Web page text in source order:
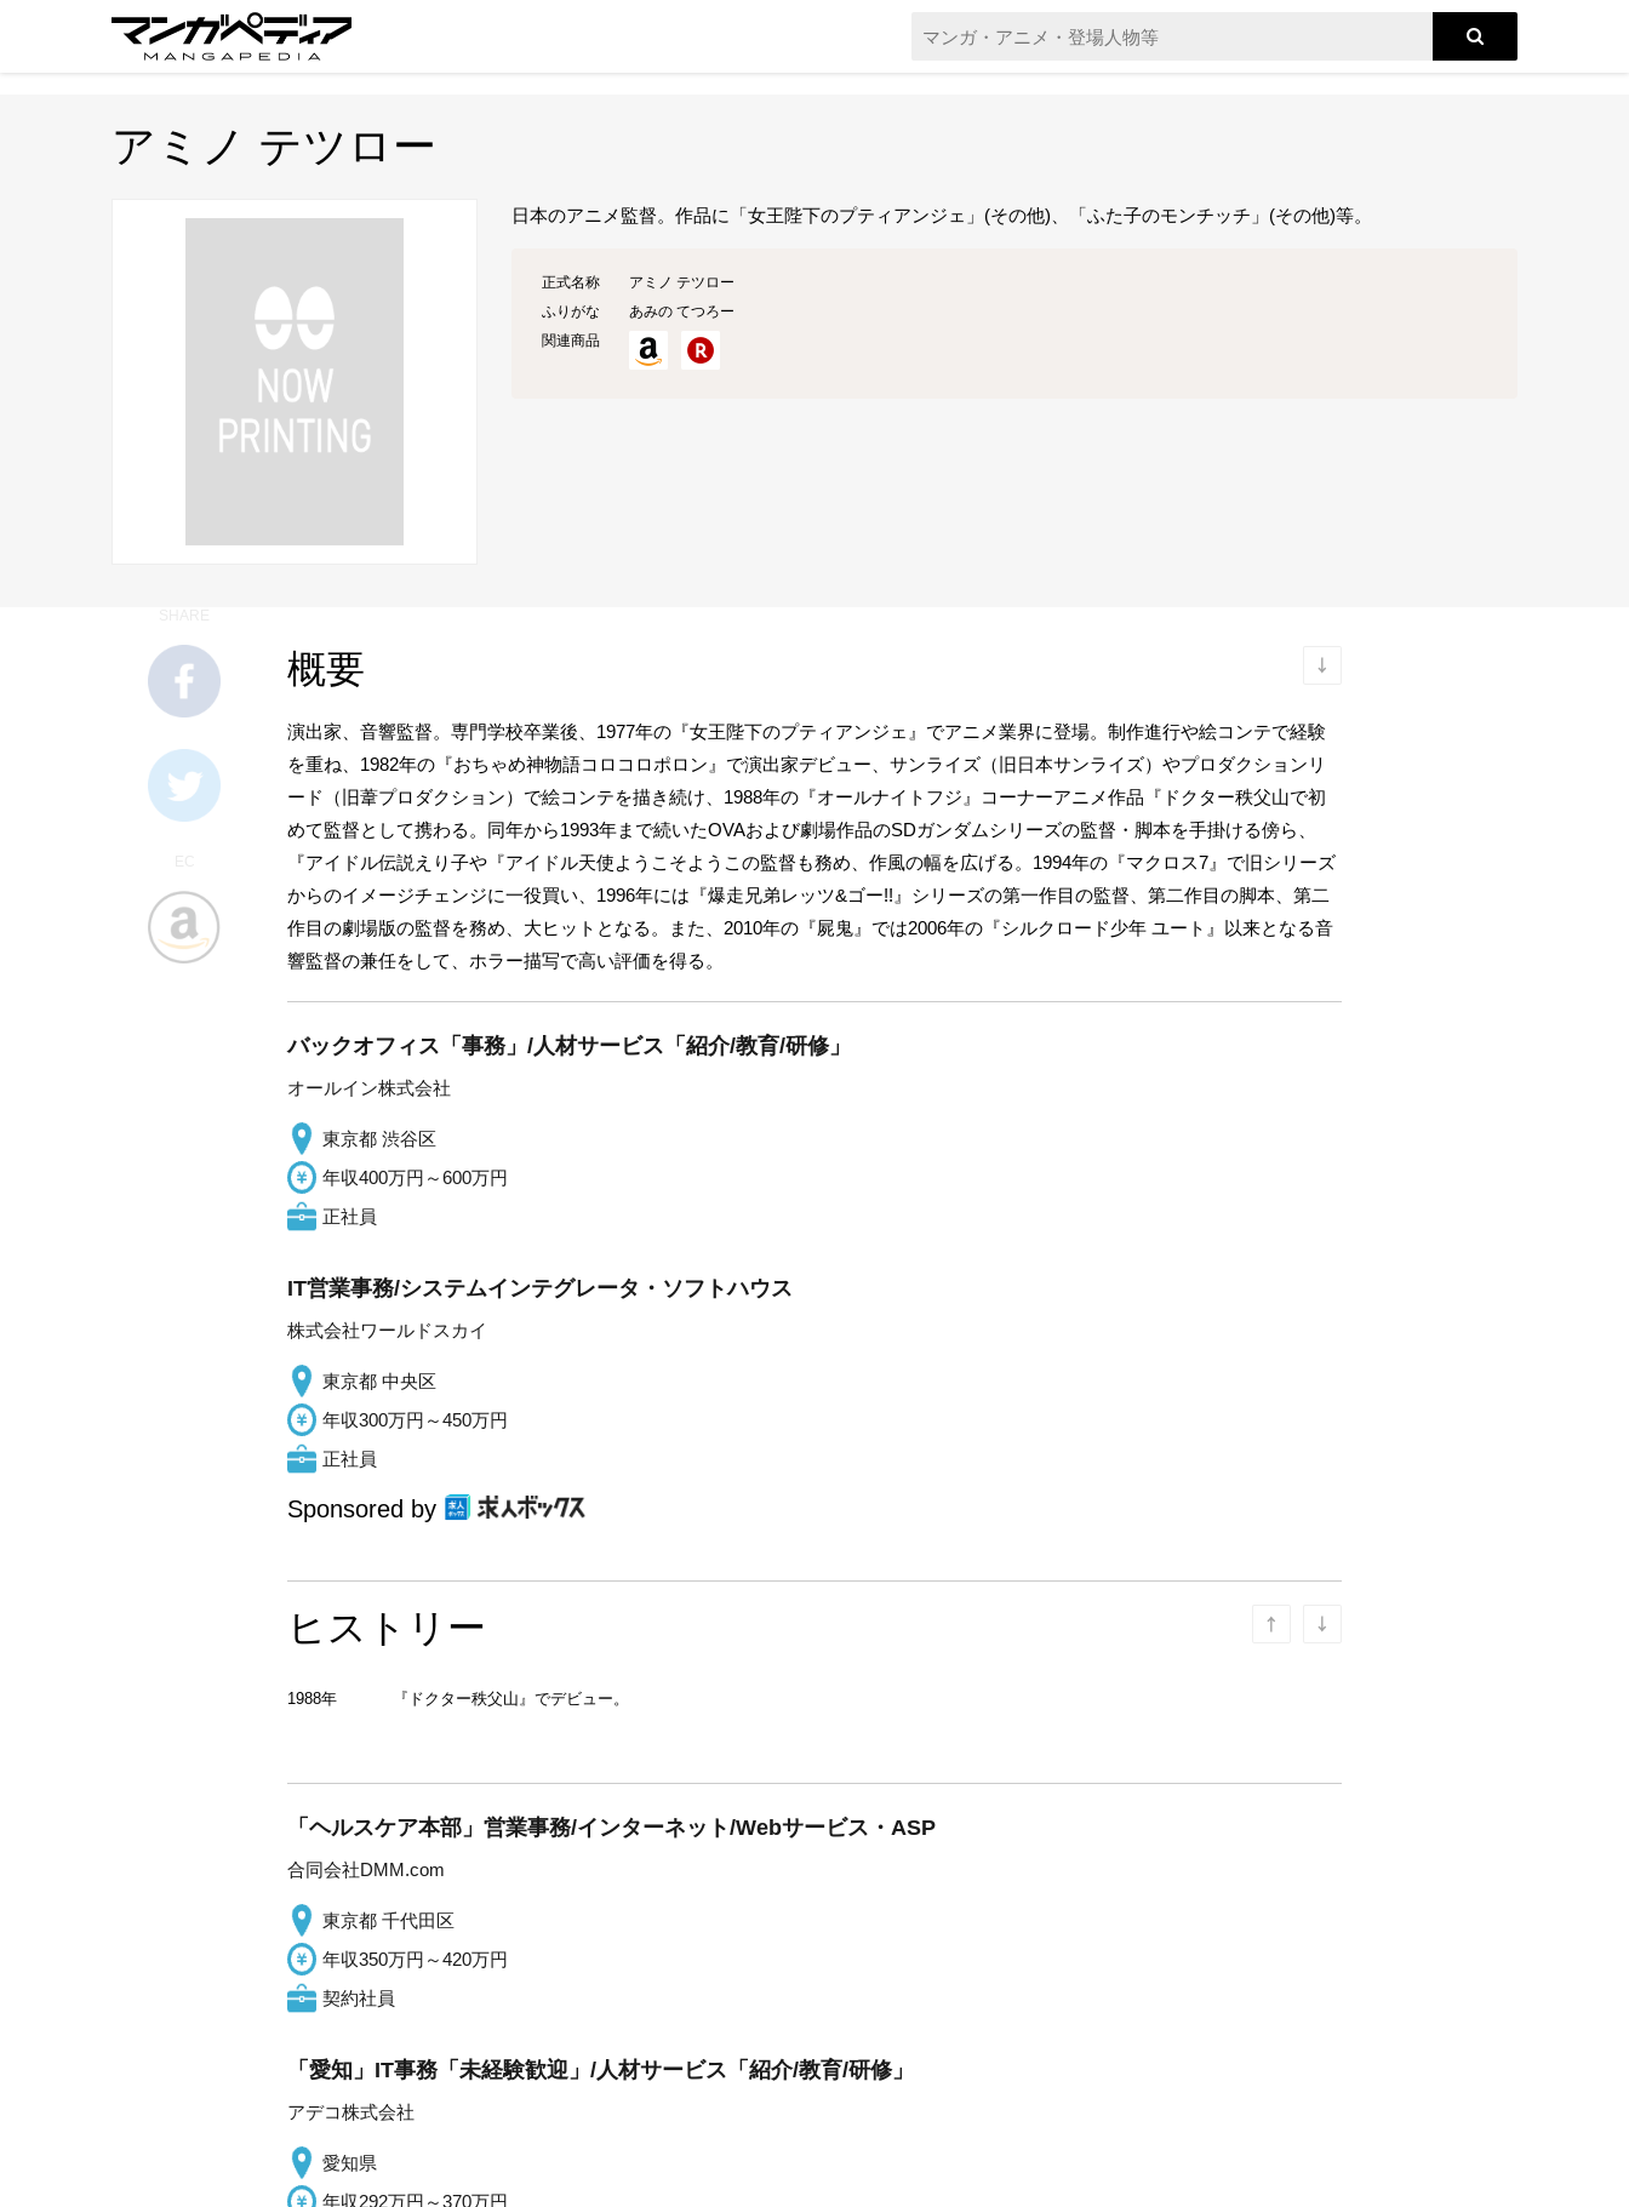
アミノ テツロー
日本のアニメ監督。作品に「女王陛下のプティアンジェ」(その他)、「ふた子のモンチッチ」(その他)等。
正式名称
アミノ テツロー
ふりがな
あみの てつろー
関連商品
概要
演出家、音響監督。専門学校卒業後、1977年の『女王陛下のプティアンジェ』でアニメ業界に登場。制作進行や絵コンテで経験
を重ね、1982年の『おちゃめ神物語コロコロポロン』で演出家デビュー、サンライズ（旧日本サンライズ）やプロダクションリ
ード（旧葦プロダクション）で絵コンテを描き続け、1988年の『オールナイトフジ』コーナーアニメ作品『ドクター秩父山で初
めて監督として携わる。同年から1993年まで続いたOVAおよび劇場作品のSDガンダムシリーズの監督・脚本を手掛ける傍ら、
『アイドル伝説えり子や『アイドル天使ようこそようこの監督も務め、作風の幅を広げる。1994年の『マクロス7』で旧シリーズ
からのイメージチェンジに一役買い、1996年には『爆走兄弟レッツ&ゴー!!』シリーズの第一作目の監督、第二作目の脚本、第二
作目の劇場版の監督を務め、大ヒットとなる。また、2010年の『屍鬼』では2006年の『シルクロード少年 ユート』以来となる音
響監督の兼任をして、ホラー描写で高い評価を得る。
バックオフィス「事務」/人材サービス「紹介/教育/研修」
オールイン株式会社
東京都 渋谷区
年収400万円～600万円
正社員
IT営業事務/システムインテグレータ・ソフトハウス
株式会社ワールドスカイ
東京都 中央区
年収300万円～450万円
正社員
Sponsored by
ヒストリー
1988年 『ドクター秩父山』でデビュー。
「ヘルスケア本部」営業事務/インターネット/Webサービス・ASP
合同会社DMM.com
東京都 千代田区
年収350万円～420万円
契約社員
「愛知」IT事務「未経験歓迎」/人材サービス「紹介/教育/研修」
アデコ株式会社
愛知県
年収292万円～370万円